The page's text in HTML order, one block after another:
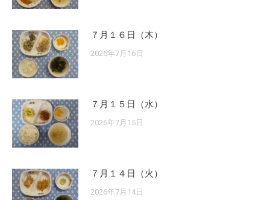
７月１６日（木）
2026年7月16日
７月１５日（水）
2026年7月15日
７月１４日（火）
2026年7月14日